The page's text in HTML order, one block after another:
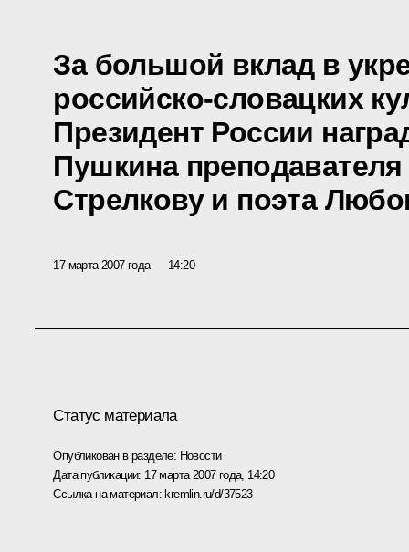
За большой вклад в
российско-словацких
Президент России
Пушкина преподавателя
Стрелкову и поэта
17 марта 2007 года 14:20
Статус материала
Опубликован в разделе: Новости
Дата публикации: 17 марта 2007 года, 14:20
Ссылка на материал:kremlin.ru/d/37523